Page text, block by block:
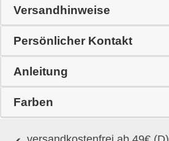
Versandhinweise
Persönlicher Kontakt
Anleitung
Farben